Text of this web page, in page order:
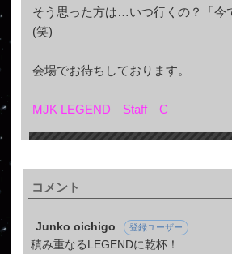
そう思った方は…いつ行くの？「今
(笑)
会場でお待ちしております。
MJK LEGEND Staff C
コメント
Junko oichigo 登録ユーザー
積み重なるLEGENDに乾杯！